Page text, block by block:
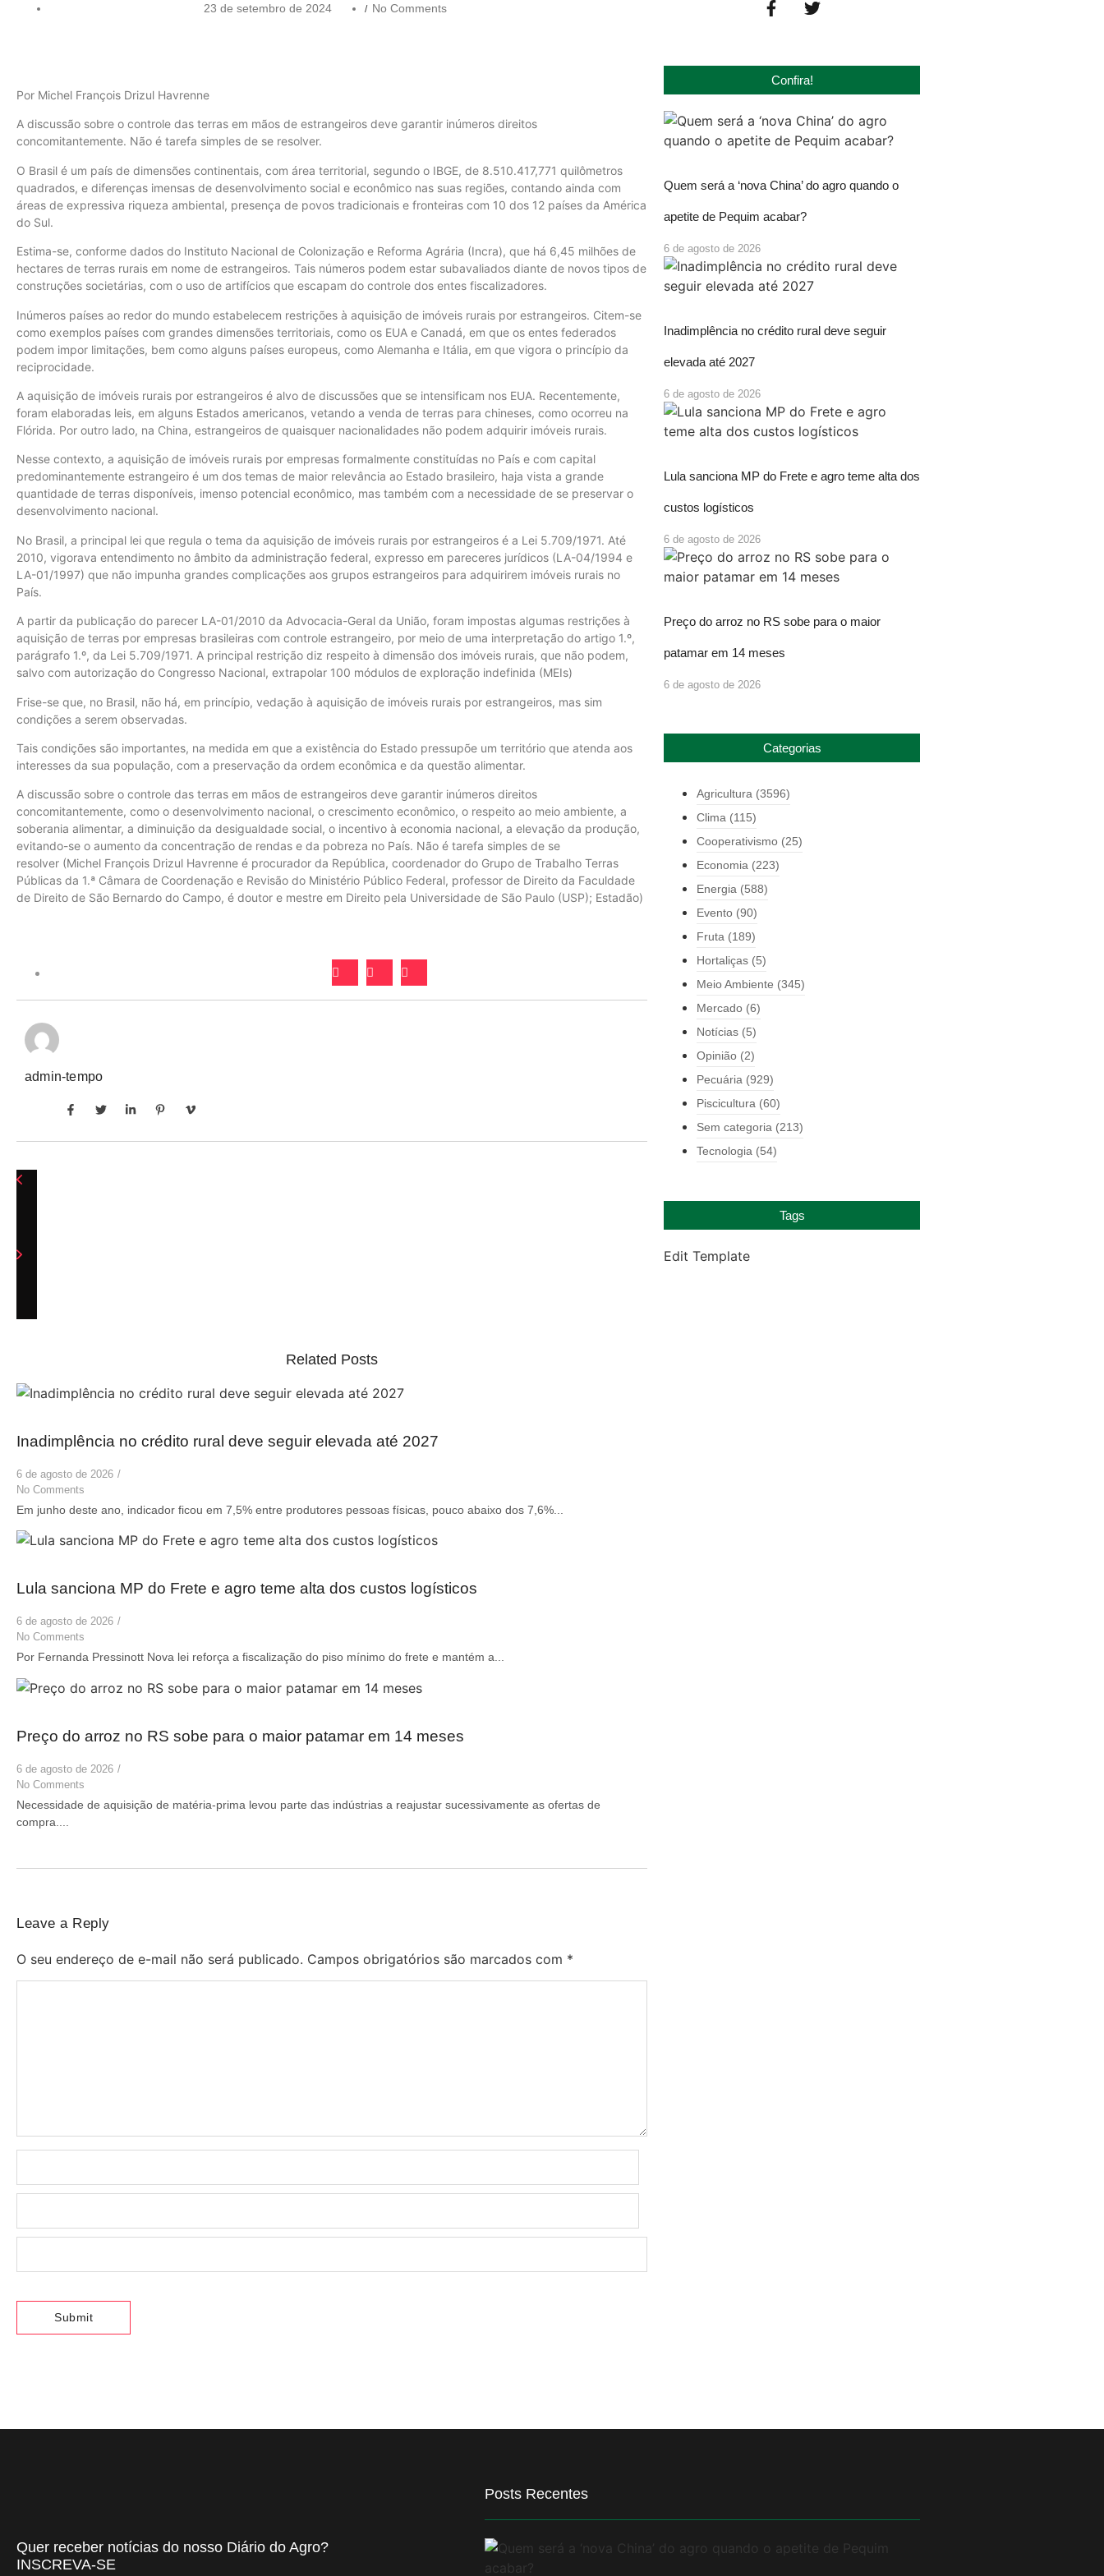
23 de setembro de 2024 / No Comments
Por Michel François Drizul Havrenne
A discussão sobre o controle das terras em mãos de estrangeiros deve garantir inúmeros direitos
concomitantemente. Não é tarefa simples de se resolver.
O Brasil é um país de dimensões continentais, com área territorial, segundo o IBGE, de 8.510.417,771 quilômetros
quadrados, e diferenças imensas de desenvolvimento social e econômico nas suas regiões, contando ainda com
áreas de expressiva riqueza ambiental, presença de povos tradicionais e fronteiras com 10 dos 12 países da América
do Sul.
Estima-se, conforme dados do Instituto Nacional de Colonização e Reforma Agrária (Incra), que há 6,45 milhões de
hectares de terras rurais em nome de estrangeiros. Tais números podem estar subavaliados diante de novos tipos de
construções societárias, com o uso de artifícios que escapam do controle dos entes fiscalizadores.
Inúmeros países ao redor do mundo estabelecem restrições à aquisição de imóveis rurais por estrangeiros. Citem-se
como exemplos países com grandes dimensões territoriais, como os EUA e Canadá, em que os entes federados
podem impor limitações, bem como alguns países europeus, como Alemanha e Itália, em que vigora o princípio da
reciprocidade.
A aquisição de imóveis rurais por estrangeiros é alvo de discussões que se intensificam nos EUA. Recentemente,
foram elaboradas leis, em alguns Estados americanos, vetando a venda de terras para chineses, como ocorreu na
Flórida. Por outro lado, na China, estrangeiros de quaisquer nacionalidades não podem adquirir imóveis rurais.
Nesse contexto, a aquisição de imóveis rurais por empresas formalmente constituídas no País e com capital
predominantemente estrangeiro é um dos temas de maior relevância ao Estado brasileiro, haja vista a grande
quantidade de terras disponíveis, imenso potencial econômico, mas também com a necessidade de se preservar o
desenvolvimento nacional.
No Brasil, a principal lei que regula o tema da aquisição de imóveis rurais por estrangeiros é a Lei 5.709/1971. Até
2010, vigorava entendimento no âmbito da administração federal, expresso em pareceres jurídicos (LA-04/1994 e
LA-01/1997) que não impunha grandes complicações aos grupos estrangeiros para adquirirem imóveis rurais no
País.
A partir da publicação do parecer LA-01/2010 da Advocacia-Geral da União, foram impostas algumas restrições à
aquisição de terras por empresas brasileiras com controle estrangeiro, por meio de uma interpretação do artigo 1.º,
parágrafo 1.º, da Lei 5.709/1971. A principal restrição diz respeito à dimensão dos imóveis rurais, que não podem,
salvo com autorização do Congresso Nacional, extrapolar 100 módulos de exploração indefinida (MEIs)
Frise-se que, no Brasil, não há, em princípio, vedação à aquisição de imóveis rurais por estrangeiros, mas sim
condições a serem observadas.
Tais condições são importantes, na medida em que a existência do Estado pressupõe um território que atenda aos
interesses da sua população, com a preservação da ordem econômica e da questão alimentar.
A discussão sobre o controle das terras em mãos de estrangeiros deve garantir inúmeros direitos
concomitantemente, como o desenvolvimento nacional, o crescimento econômico, o respeito ao meio ambiente, a
soberania alimentar, a diminuição da desigualdade social, o incentivo à economia nacional, a elevação da produção,
evitando-se o aumento da concentração de rendas e da pobreza no País. Não é tarefa simples de se
resolver (Michel François Drizul Havrenne é procurador da República, coordenador do Grupo de Trabalho Terras
Públicas da 1.ª Câmara de Coordenação e Revisão do Ministério Público Federal, professor de Direito da Faculdade
de Direito de São Bernardo do Campo, é doutor e mestre em Direito pela Universidade de São Paulo (USP); Estadão)
admin-tempo
Related Posts
Inadimplência no crédito rural deve seguir elevada até 2027
6 de agosto de 2026 /
No Comments
Em junho deste ano, indicador ficou em 7,5% entre produtores pessoas físicas, pouco abaixo dos 7,6%...
Lula sanciona MP do Frete e agro teme alta dos custos logísticos
6 de agosto de 2026 /
No Comments
Por Fernanda Pressinott Nova lei reforça a fiscalização do piso mínimo do frete e mantém a...
Preço do arroz no RS sobe para o maior patamar em 14 meses
6 de agosto de 2026 /
No Comments
Necessidade de aquisição de matéria-prima levou parte das indústrias a reajustar sucessivamente as ofertas de
compra....
Leave a Reply
O seu endereço de e-mail não será publicado. Campos obrigatórios são marcados com *
Confira!
Quem será a ‘nova China’ do agro quando o
apetite de Pequim acabar?
6 de agosto de 2026
Inadimplência no crédito rural deve seguir
elevada até 2027
6 de agosto de 2026
Lula sanciona MP do Frete e agro teme alta dos
custos logísticos
6 de agosto de 2026
Preço do arroz no RS sobe para o maior
patamar em 14 meses
6 de agosto de 2026
Categorias
Agricultura (3596)
Clima (115)
Cooperativismo (25)
Economia (223)
Energia (588)
Evento (90)
Fruta (189)
Hortaliças (5)
Meio Ambiente (345)
Mercado (6)
Notícias (5)
Opinião (2)
Pecuária (929)
Piscicultura (60)
Sem categoria (213)
Tecnologia (54)
Tags
Edit Template
Quer receber notícias do nosso Diário do Agro?
INSCREVA-SE
Posts Recentes